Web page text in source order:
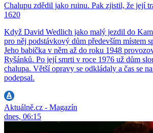
Chalupu zdědil jako ruinu. Pak zjistil, že její
1620
Když David Wedlich jako malý jezdil do
pro něj podstávkový dům především místem
Jeho babička v něm až do roku 1948
Ryšánků. Po její smrti v roce 1976 už dům
chalupa. Větší opravy se odkládaly a čas se
podepsal.
Aktuálně.cz - Magazín
dnes, 06:15